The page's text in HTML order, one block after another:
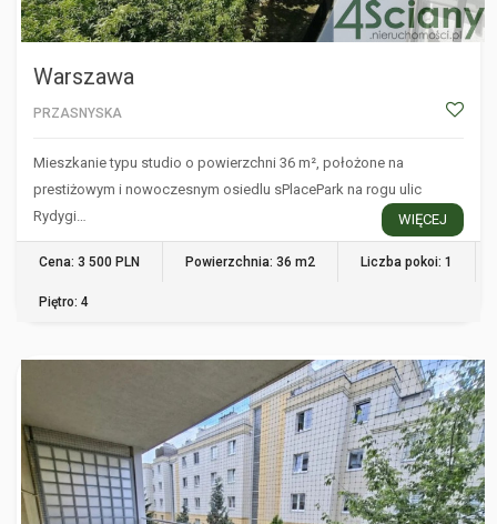
Warszawa
PRZASNYSKA
Mieszkanie typu studio o powierzchni 36 m², położone na
prestiżowym i nowoczesnym osiedlu sPlacePark na rogu ulic
Rydygi…
WIĘCEJ
Cena: 3 500 PLN Powierzchnia: 36 m2 Liczba pokoi: 1
Piętro: 4